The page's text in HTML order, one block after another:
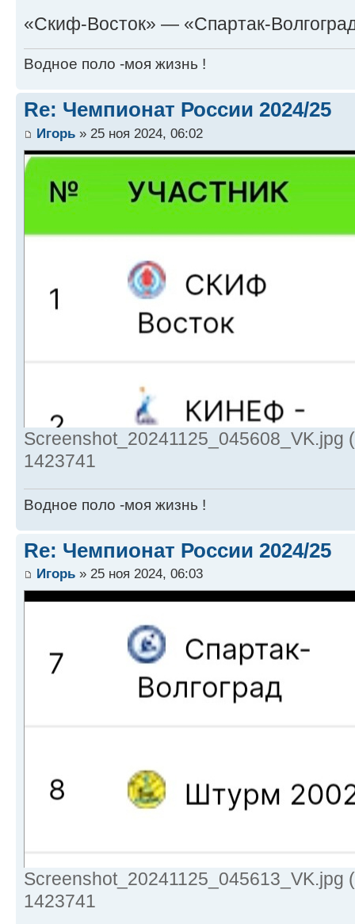
«Скиф-Восток» — «Спартак-
Водное поло -моя жизнь !
Re: Чемпионат России 2024/25
Игорь » 25 ноя 2024, 06:02
Screenshot_20241125_045608_VK.jpg
1423741
Водное поло -моя жизнь !
Re: Чемпионат России 2024/25
Игорь » 25 ноя 2024, 06:03
Screenshot_20241125_045613_VK.jpg
1423741